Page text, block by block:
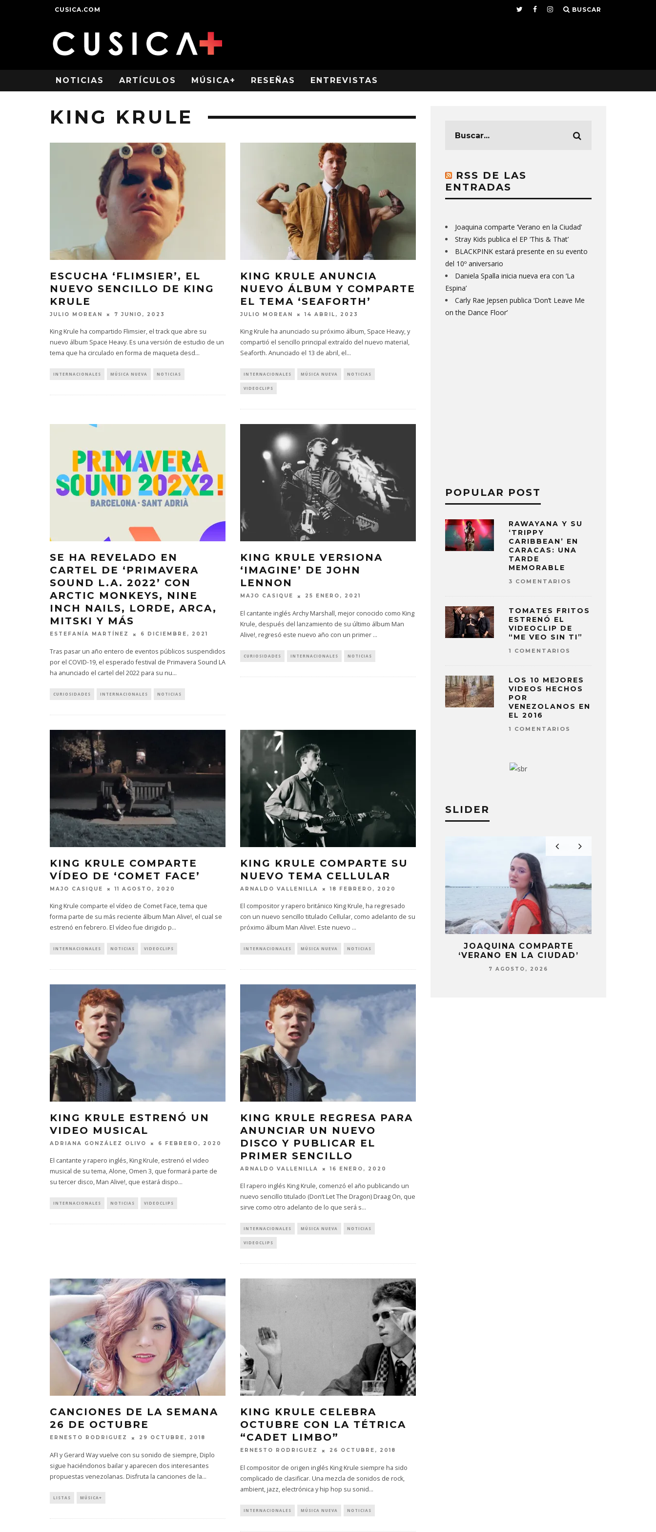
CUSICA.COM BUSCAR
NOTICIAS ARTÍCULOS MÚSICA+ RESEÑAS ENTREVISTAS
KING KRULE
ESCUCHA ‘FLIMSIER’, EL
NUEVO SENCILLO DE KING
KRULE
JULIO MOREAN 7 JUNIO, 2023
King Krule ha compartido Flimsier, el track que abre su
nuevo álbum Space Heavy. Es una versión de estudio de un
tema que ha circulado en forma de maqueta desd...
INTERNACIONALES MÚSICA NUEVA NOTICIAS
KING KRULE ANUNCIA
NUEVO ÁLBUM Y COMPARTE
EL TEMA ‘SEAFORTH’
JULIO MOREAN 14 ABRIL, 2023
King Krule ha anunciado su próximo álbum, Space Heavy, y
compartió el sencillo principal extraído del nuevo material,
Seaforth. Anunciado el 13 de abril, el...
INTERNACIONALES MÚSICA NUEVA NOTICIAS
VIDEOCLIPS
SE HA REVELADO EN
CARTEL DE ‘PRIMAVERA
SOUND L.A. 2022’ CON
ARCTIC MONKEYS, NINE
INCH NAILS, LORDE, ARCA,
MITSKI Y MÁS
ESTEFANÍA MARTÍNEZ 6 DICIEMBRE, 2021
Tras pasar un año entero de eventos públicos suspendidos
por el COVID-19, el esperado festival de Primavera Sound LA
ha anunciado el cartel del 2022 para su nu...
CURIOSIDADES INTERNACIONALES NOTICIAS
KING KRULE VERSIONA
‘IMAGINE’ DE JOHN
LENNON
MAJO CASIQUE 25 ENERO, 2021
El cantante inglés Archy Marshall, mejor conocido como King
Krule, después del lanzamiento de su último álbum Man
Alive!, regresó este nuevo año con un primer ...
CURIOSIDADES INTERNACIONALES NOTICIAS
KING KRULE COMPARTE
VÍDEO DE ‘COMET FACE’
MAJO CASIQUE 11 AGOSTO, 2020
King Krule comparte el vídeo de Comet Face, tema que
forma parte de su más reciente álbum Man Alive!, el cual se
estrenó en febrero. El vídeo fue dirigido p...
INTERNACIONALES NOTICIAS VIDEOCLIPS
KING KRULE COMPARTE SU
NUEVO TEMA CELLULAR
ARNALDO VALLENILLA 18 FEBRERO, 2020
El compositor y rapero británico King Krule, ha regresado
con un nuevo sencillo titulado Cellular, como adelanto de su
próximo álbum Man Alive!. Este nuevo ...
INTERNACIONALES MÚSICA NUEVA NOTICIAS
KING KRULE ESTRENÓ UN
VIDEO MUSICAL
ADRIANA GONZÁLEZ OLIVO 6 FEBRERO, 2020
El cantante y rapero inglés, King Krule, estrenó el video
musical de su tema, Alone, Omen 3, que formará parte de
su tercer disco, Man Alive!, que estará dispo...
INTERNACIONALES NOTICIAS VIDEOCLIPS
KING KRULE REGRESA PARA
ANUNCIAR UN NUEVO
DISCO Y PUBLICAR EL
PRIMER SENCILLO
ARNALDO VALLENILLA 16 ENERO, 2020
El rapero inglés King Krule, comenzó el año publicando un
nuevo sencillo titulado (Don’t Let The Dragon) Draag On, que
sirve como otro adelanto de lo que será s...
INTERNACIONALES MÚSICA NUEVA NOTICIAS
VIDEOCLIPS
CANCIONES DE LA SEMANA
26 DE OCTUBRE
ERNESTO RODRIGUEZ 29 OCTUBRE, 2018
AFI y Gerard Way vuelve con su sonido de siempre, Diplo
sigue haciéndonos bailar y aparecen dos interesantes
propuestas venezolanas. Disfruta la canciones de la...
LISTAS MÚSICA+
KING KRULE CELEBRA
OCTUBRE CON LA TÉTRICA
“CADET LIMBO”
ERNESTO RODRIGUEZ 26 OCTUBRE, 2018
El compositor de origen inglés King Krule siempre ha sido
complicado de clasificar. Una mezcla de sonidos de rock,
ambient, jazz, electrónica y hip hop su sonid...
INTERNACIONALES MÚSICA NUEVA NOTICIAS
RSS DE LAS
ENTRADAS
Joaquina comparte ‘Verano en la Ciudad’
Stray Kids publica el EP ‘This & That’
BLACKPINK estará presente en su evento
del 10º aniversario
Daniela Spalla inicia nueva era con ‘La
Espina’
Carly Rae Jepsen publica ‘Don’t Leave Me
on the Dance Floor’
POPULAR POST
RAWAYANA Y SU
‘TRIPPY
CARIBBEAN’ EN
CARACAS: UNA
TARDE
MEMORABLE
3 COMENTARIOS
TOMATES FRITOS
ESTRENÓ EL
VIDEOCLIP DE
“ME VEO SIN TI”
1 COMENTARIOS
LOS 10 MEJORES
VIDEOS HECHOS
POR
VENEZOLANOS EN
EL 2016
1 COMENTARIOS
SLIDER
MONET IN BLUE EXPLORA LA
JOAQUINA COMPARTE
‘VERANO EN LA CIUDAD’
7 AGOSTO, 2026